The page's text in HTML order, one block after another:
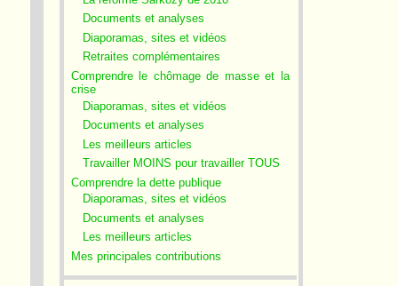
Documents et analyses
Diaporamas, sites et vidéos
Retraites complémentaires
Comprendre le chômage de masse et la
crise
Diaporamas, sites et vidéos
Documents et analyses
Les meilleurs articles
Travailler MOINS pour travailler TOUS
Comprendre la dette publique
Diaporamas, sites et vidéos
Documents et analyses
Les meilleurs articles
Mes principales contributions